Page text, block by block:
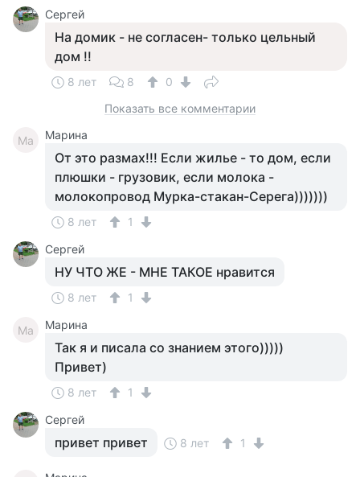
Сергей
На домик - не согласен- только цельный
дом !!
8 лет 8
0
Показать все комментарии
Ма Марина
От это размах!!! Если жилье - то дом, если
плюшки - грузовик, если молока -
молокопровод Мурка-стакан-Серега)))))))
8 лет
1
Сергей
НУ ЧТО ЖЕ - МНЕ ТАКОЕ нравится
8 лет 1
Ма Марина
Так я и писала со знанием этого)))))
Привет)
8 лет
1
Сергей
привет привет 8 лет 1